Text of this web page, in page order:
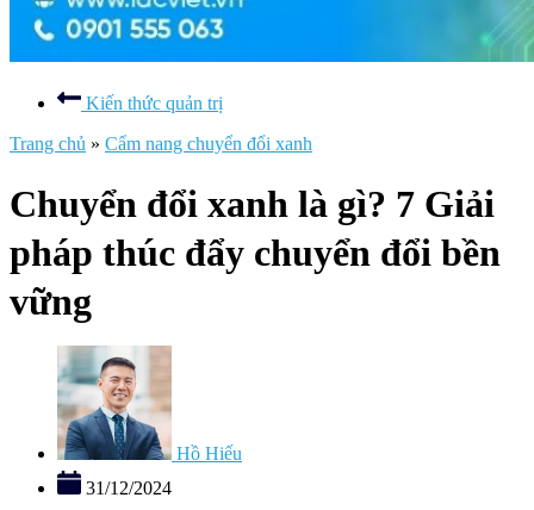
Kiến thức quản trị
Trang chủ » Cẩm nang chuyển đổi xanh
Chuyển đổi xanh là gì? 7 Giải
pháp thúc đẩy chuyển đổi bền
vững
Hồ Hiếu
31/12/2024